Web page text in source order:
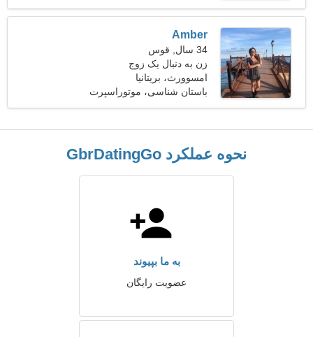
Amber
34 سال, قوس
زن به دنبال یک زوج
امسوورث، بریتانیا
باستان شناسی، موتوراسپرت
نحوه عملکرد GbrDatingGo
به ما بپیوند
عضویت رایگان